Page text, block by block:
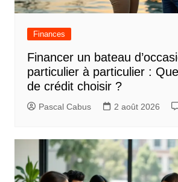
Finances
Financer un bateau
particulier à particulier :
de crédit choisir ?
Pascal Cabus 2 août 2026